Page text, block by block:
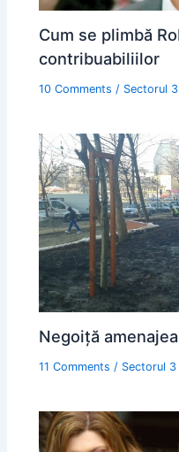
Cum se plimbă
contribuabiliilor
10 Comments / Sectorul 3
Negoiță
11 Comments / Sectorul 3